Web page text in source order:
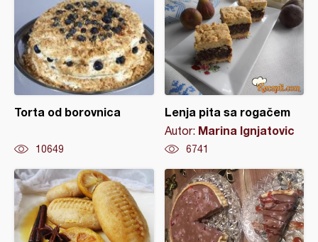
Torta od borovnica
10649
Lenja pita sa rogačem
Autor: Marina Ignjatovic
6741